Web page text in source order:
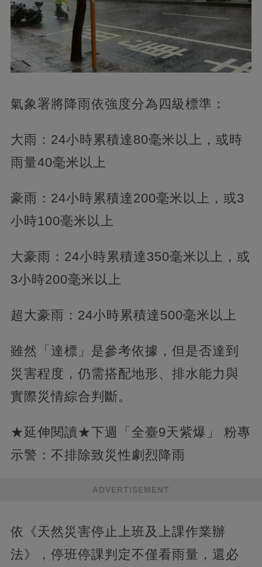
氣象署將降雨依強度分為四級標準：
大雨：24小時累積達80毫米以上，或時
雨量40毫米以上
豪雨：24小時累積達200毫米以上，或3
小時100毫米以上
大豪雨：24小時累積達350毫米以上，或
3小時200毫米以上
超大豪雨：24小時累積達500毫米以上
雖然「達標」是參考依據，但是否達到
災害程度，仍需搭配地形、排水能力與
實際災情綜合判斷。
★延伸閱讀★下週「全臺9天紫爆」 粉專
示警：不排除致災性劇烈降雨
ADVERTISEMENT
依《天然災害停止上班及上課作業辦
法》，停班停課判定不僅看雨量，還必